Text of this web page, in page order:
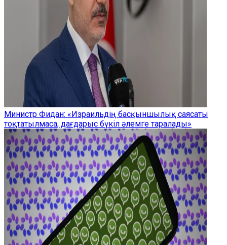
Министр Фидан: «Израильдің басқыншылық саясаты
тоқтатылмаса, дағдарыс бүкіл әлемге таралады»